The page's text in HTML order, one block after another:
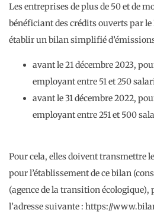
Les entreprises de plus de 50 et de
bénéficiant des crédits ouverts par
établir un bilan simplifié d’émissions
avant le 21 décembre 2023,
employant entre 51 et 250
avant le 31 décembre 2022,
employant entre 251 et 500
Pour cela, elles doivent transmettre
pour l’établissement de ce bilan
(agence de la transition écologique),
l’adresse suivante : https://